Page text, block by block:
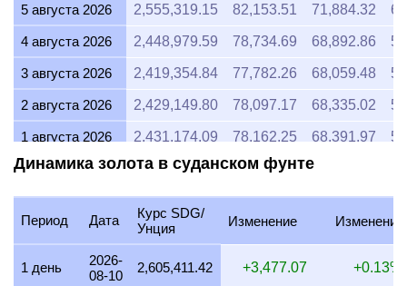
5 августа 2026 2,555,319.15 82,153.51 71,884.32
4 августа 2026 2,448,979.59 78,734.69 68,892.86
3 августа 2026 2,419,354.84 77,782.26 68,059.48
2 августа 2026 2,429,149.80 78,097.17 68,335.02
1 августа 2026 2,431,174.09 78,162.25 68,391.97
31 июля 2026 2,431,174.09 78,162.25 68,391.97
30 июля 2026 2,461,065.57 79,123.26 69,232.85
29 июля 2026 2,429,149.80
28 июля 2026 2,421,370.97 77,847.08 68,116.19
Динамика золота в суданском фунте
Период Дата
Курс SDG/
Унция
Изменение Изменение
1 день
2026-
08-10
2,605,411.42 +3,477.07 +0.13%